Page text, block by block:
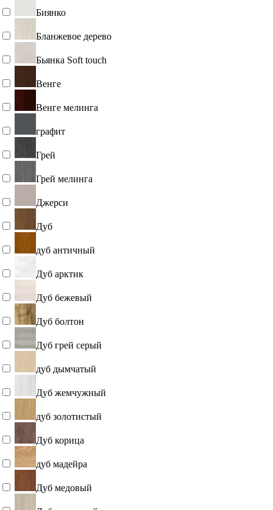
Биянко
Бланжевое дерево
Бьянка Soft touch
Венге
Венге мелинга
графит
Грей
Грей мелинга
Джерси
Дуб
дуб античный
Дуб арктик
Дуб бежевый
Дуб болтон
Дуб грей серый
дуб дымчатый
Дуб жемчужный
дуб золотистый
Дуб корица
дуб мадейра
Дуб медовый